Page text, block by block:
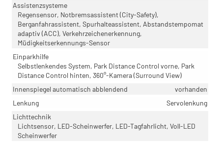
Assistenzsysteme
Regensensor, Notbremsassistent (City-Safety),
Berganfahrassistent, Spurhalteassistent, Abstandstempomat
adaptiv (ACC), Verkehrzeichenerkennung,
Müdigkeitserkennungs-Sensor
Einparkhilfe
Selbstlenkendes System, Park Distance Control vorne, Park
Distance Control hinten, 360°-Kamera (Surround View)
Innenspiegel automatisch abblendend
vorhanden
Lenkung
Servolenkung
Lichttechnik
Lichtsensor, LED-Scheinwerfer, LED-Tagfahrlicht, Voll-LED
Scheinwerfer